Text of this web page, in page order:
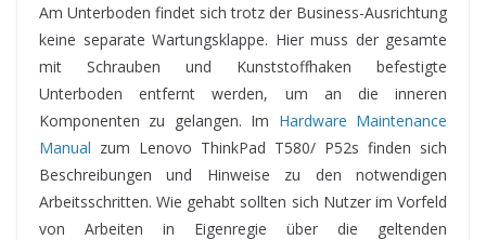
Am Unterboden findet sich trotz der Business-Ausrichtung
keine separate Wartungsklappe. Hier muss der gesamte
mit Schrauben und Kunststoffhaken befestigte
Unterboden entfernt werden, um an die inneren
Komponenten zu gelangen. Im Hardware Maintenance
Manual zum Lenovo ThinkPad T580/ P52s finden sich
Beschreibungen und Hinweise zu den notwendigen
Arbeitsschritten. Wie gehabt sollten sich Nutzer im Vorfeld
von Arbeiten in Eigenregie über die geltenden